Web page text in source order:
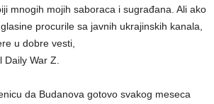
mnogih mojih saboraca i sugrađana. Ali ako
procurile sa javnih ukrajinskih kanala,
u dobre vesti,
War Z.
da Budanova gotovo svakog meseca